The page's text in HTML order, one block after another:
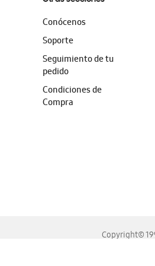
Conócenos
Soporte
Seguimiento de tu
pedido
Condiciones de
Compra
Copyright©